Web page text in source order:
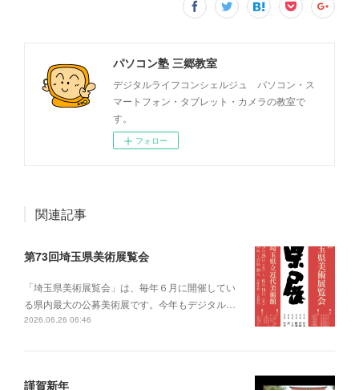
パソコン塾 三郷教室
デジタルライフコンシェルジュ パソコン・ス
マートフォン・タブレット・カメラの教室で
す。
フォロー
関連記事
第73回埼玉県美術展覧会
「埼玉県美術展覧会」は、毎年６月に開催してい
る県内最大の公募美術展です。今年もデジタル…
2026.06.26 06:46
謹賀新年